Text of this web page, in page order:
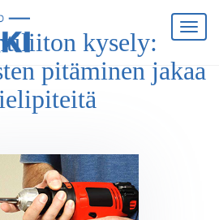
kysely:
pitäminen jakaa